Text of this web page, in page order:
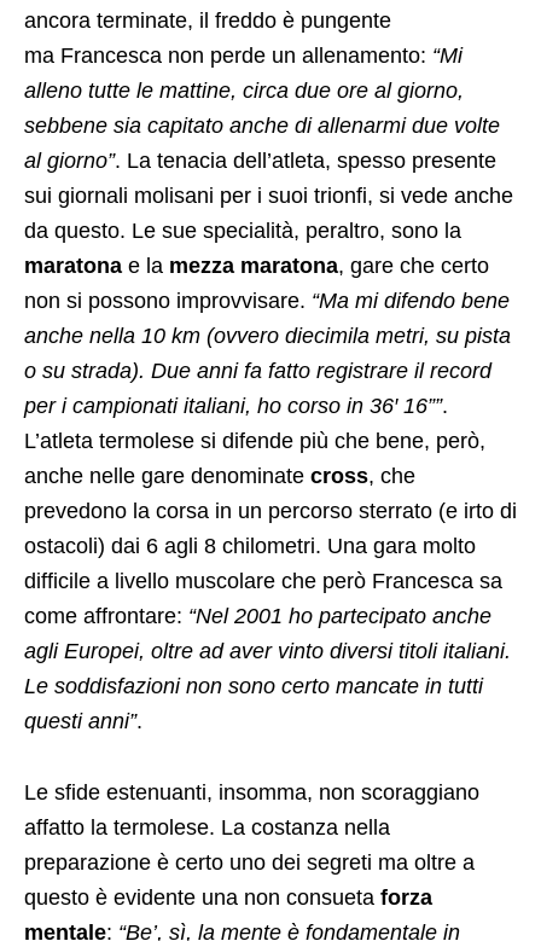
ancora terminate, il freddo è pungente
ma Francesca non perde un allenamento: “Mi
alleno tutte le mattine, circa due ore al giorno,
sebbene sia capitato anche di allenarmi due volte
al giorno”. La tenacia dell’atleta, spesso presente
sui giornali molisani per i suoi trionfi, si vede anche
da questo. Le sue specialità, peraltro, sono la
maratona e la mezza maratona, gare che certo
non si possono improvvisare. “Ma mi difendo bene
anche nella 10 km (ovvero diecimila metri, su pista
o su strada). Due anni fa fatto registrare il record
per i campionati italiani, ho corso in 36′ 16””.
L’atleta termolese si difende più che bene, però,
anche nelle gare denominate cross, che
prevedono la corsa in un percorso sterrato (e irto di
ostacoli) dai 6 agli 8 chilometri. Una gara molto
difficile a livello muscolare che però Francesca sa
come affrontare: “Nel 2001 ho partecipato anche
agli Europei, oltre ad aver vinto diversi titoli italiani.
Le soddisfazioni non sono certo mancate in tutti
questi anni”.
Le sfide estenuanti, insomma, non scoraggiano
affatto la termolese. La costanza nella
preparazione è certo uno dei segreti ma oltre a
questo è evidente una non consueta forza
mentale: “Be’, sì, la mente è fondamentale in